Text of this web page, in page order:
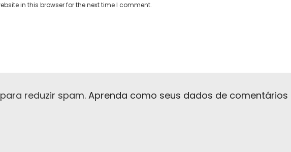
in this browser for the next time I comment.
reduzir spam. Aprenda como seus dados de comentários